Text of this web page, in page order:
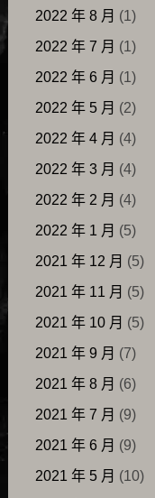
2022 年 8 月 (1)
2022 年 7 月 (1)
2022 年 6 月 (1)
2022 年 5 月 (2)
2022 年 4 月 (4)
2022 年 3 月 (4)
2022 年 2 月 (4)
2022 年 1 月 (5)
2021 年 12 月 (5)
2021 年 11 月 (5)
2021 年 10 月 (5)
2021 年 9 月 (7)
2021 年 8 月 (6)
2021 年 7 月 (9)
2021 年 6 月 (9)
2021 年 5 月 (10)